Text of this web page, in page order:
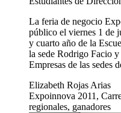
La feria de negocio
público el viernes 1 de
y cuarto año de la
la sede Rodrigo Facio
Empresas de las
Elizabeth Rojas Arias
Expoinnova 2011,
regionales, ganadores